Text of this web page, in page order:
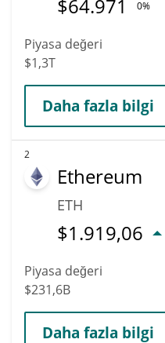
$64.971 0%
Piyasa değeri
$1,3T
Daha fazla bilgi
2
Ethereum
ETH
$1.919,06
Piyasa değeri
$231,6B
Daha fazla bilgi